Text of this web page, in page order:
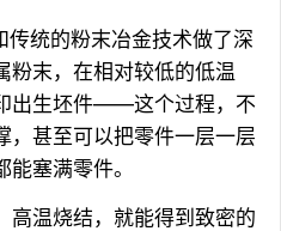
传统的粉末冶金技术做了深
粉末，在相对较低的低温
出生坯件——这个过程，不
，甚至可以把零件一层一层
塞满零件。
高温烧结，就能得到致密的